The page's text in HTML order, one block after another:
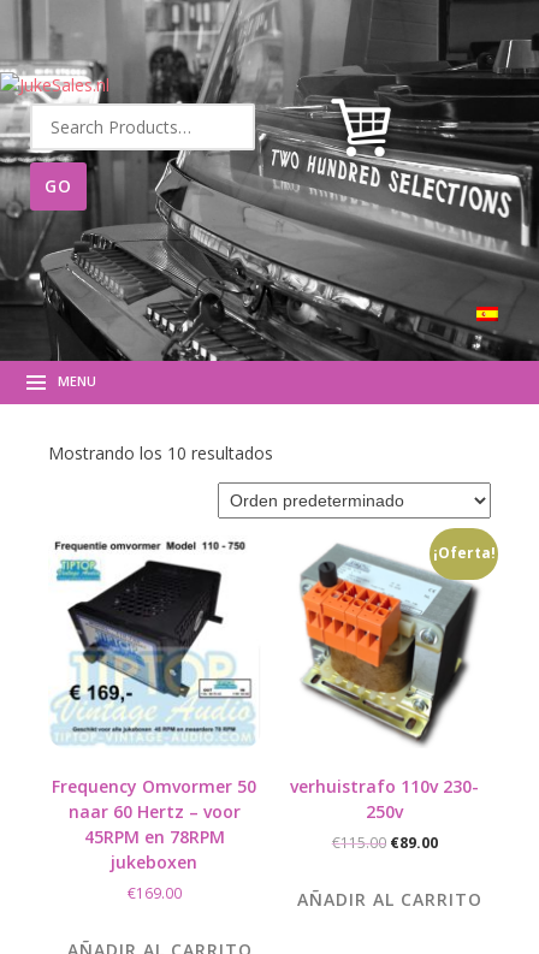
Buscar
por:
MENU
Mostrando los 10 resultados
Frequency Omvormer 50
naar 60 Hertz – voor
45RPM en 78RPM
jukeboxen
€169.00
AÑADIR AL CARRITO
¡Oferta!
verhuistrafo 110v 230-
250v
€115.00 El
era:
€89.00El
es:
AÑADIR AL CARRITO